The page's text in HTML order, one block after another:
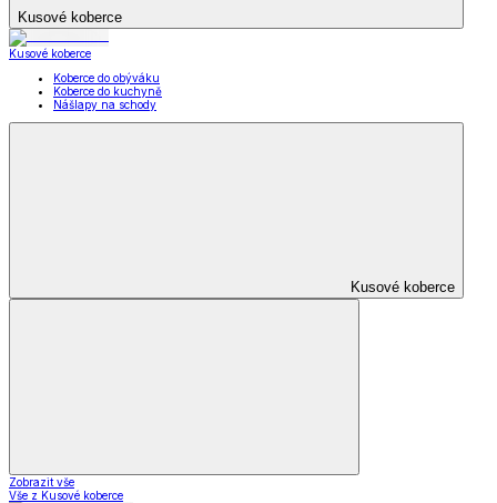
Kusové koberce
Kusové koberce
Koberce do obýváku
Koberce do kuchyně
Nášlapy na schody
Kusové koberce
Zobrazit vše
Vše z Kusové koberce